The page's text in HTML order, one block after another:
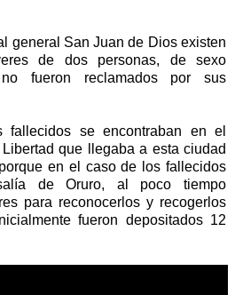
general San Juan de Dios existen
de dos personas, de sexo
fueron reclamados por sus
fallecidos se encontraban en el
que llegaba a esta ciudad
en el caso de los fallecidos
de Oruro, al poco tiempo
para reconocerlos y recogerlos
fueron depositados 12